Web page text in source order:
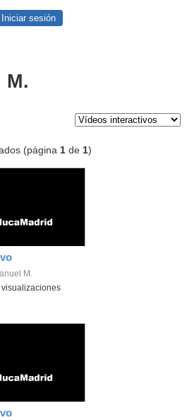
Iniciar sesión
(página1 de1)
M.
visualizaciones